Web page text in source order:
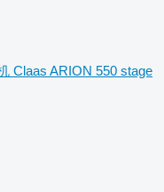
Claas ARION 550 stage